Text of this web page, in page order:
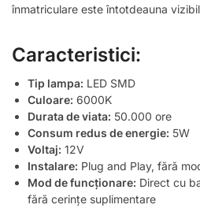
înmatriculare este întotdeauna
Caracteristici:
Tip lampa: LED SMD
Culoare: 6000K
Durata de viata: 50.000 ore
Consum redus de energie: 5W
Voltaj: 12V
Instalare: Plug and Play, fără
Mod de funcționare: Direct cu
fără cerințe suplimentare